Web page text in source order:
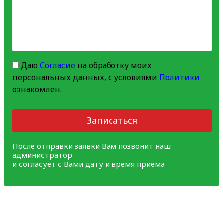
Даю Согласиена обработку моих
персональных данных, с условиями Политики
ознакомлен.
Записаться
После отправки заявки Вам позвонит наш
администратор
и согласует с Вами дату и время приема